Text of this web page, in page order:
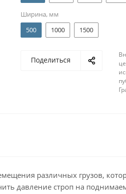
Ширина, мм
500
1000 1500
Поделиться
различных грузов,
давление строп на